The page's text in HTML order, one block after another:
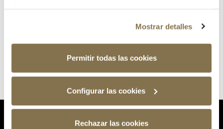
Mostrar detalles
Permitir todas las cookies
Configurar las cookies
Rechazar las cookies